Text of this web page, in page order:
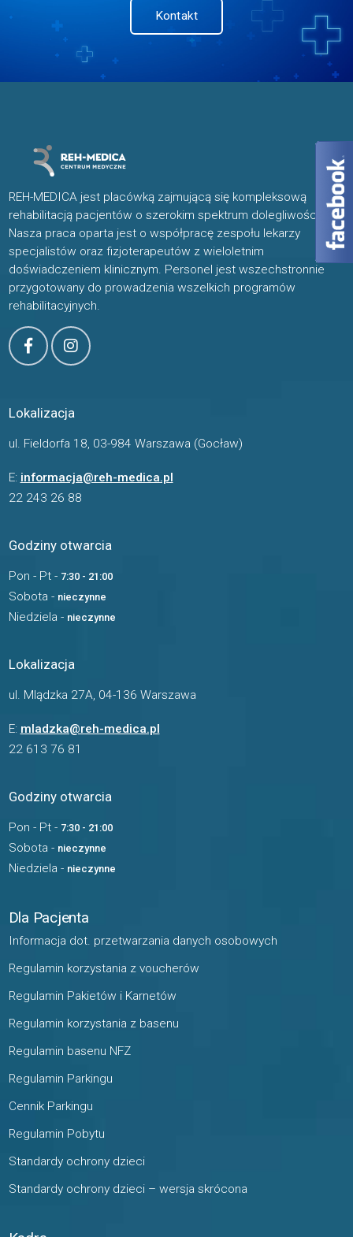
Kontakt
REH-MEDICA jest placówką zajmującą się kompleksową
rehabilitacją pacjentów o szerokim spektrum dolegliwości.
Nasza praca oparta jest o współpracę zespołu lekarzy
specjalistów oraz fizjoterapeutów z wieloletnim
doświadczeniem klinicznym. Personel jest wszechstronnie
przygotowany do prowadzenia wszelkich programów
rehabilitacyjnych.
Lokalizacja
ul. Fieldorfa 18, 03-984 Warszawa (Gocław)
E: informacja@reh-medica.pl
22 243 26 88
Godziny otwarcia
Pon - Pt - 7:30 - 21:00
Sobota - nieczynne
Niedziela - nieczynne
Lokalizacja
ul. Mlądzka 27A, 04-136 Warszawa
E: mladzka@reh-medica.pl
22 613 76 81
Godziny otwarcia
Pon - Pt - 7:30 - 21:00
Sobota - nieczynne
Niedziela - nieczynne
Dla Pacjenta
Informacja dot. przetwarzania danych osobowych
Regulamin korzystania z voucherów
Regulamin Pakietów i Karnetów
Regulamin korzystania z basenu
Regulamin basenu NFZ
Regulamin Parkingu
Cennik Parkingu
Regulamin Pobytu
Standardy ochrony dzieci
Standardy ochrony dzieci – wersja skrócona